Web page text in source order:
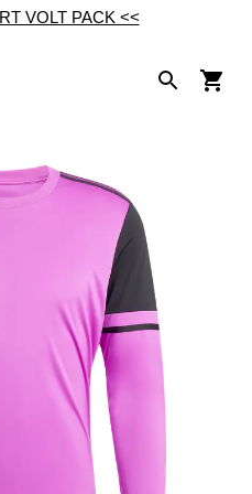
VOLT PACK <<